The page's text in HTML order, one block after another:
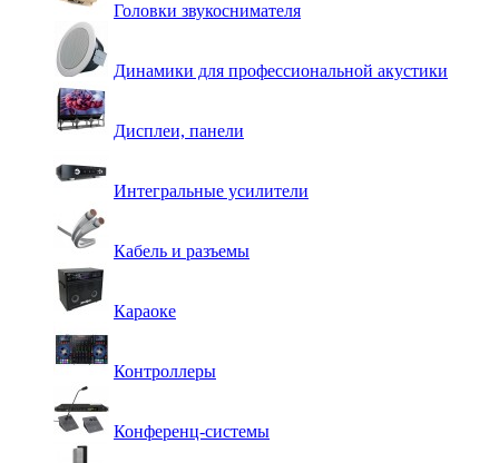
Головки звукоснимателя
Динамики для профессиональной акустики
Дисплеи, панели
Интегральные усилители
Кабель и разъемы
Караоке
Контроллеры
Конференц-системы